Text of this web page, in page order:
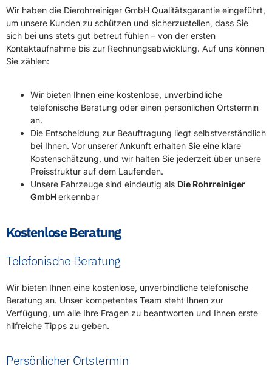
Wir haben die Dierohrreiniger GmbH Qualitätsgarantie eingeführt,
um unsere Kunden zu schützen und sicherzustellen, dass Sie
sich bei uns stets gut betreut fühlen – von der ersten
Kontaktaufnahme bis zur Rechnungsabwicklung. Auf uns können
Sie zählen:
Wir bieten Ihnen eine kostenlose, unverbindliche
telefonische Beratung oder einen persönlichen Ortstermin
an.
Die Entscheidung zur Beauftragung liegt selbstverständlich
bei Ihnen. Vor unserer Ankunft erhalten Sie eine klare
Kostenschätzung, und wir halten Sie jederzeit über unsere
Preisstruktur auf dem Laufenden.
Unsere Fahrzeuge sind eindeutig als Die Rohrreiniger
GmbHerkennbar
Kostenlose Beratung
Telefonische Beratung
Wir bieten Ihnen eine kostenlose, unverbindliche telefonische
Beratung an. Unser kompetentes Team steht Ihnen zur
Verfügung, um alle Ihre Fragen zu beantworten und Ihnen erste
hilfreiche Tipps zu geben.
Persönlicher Ortstermin